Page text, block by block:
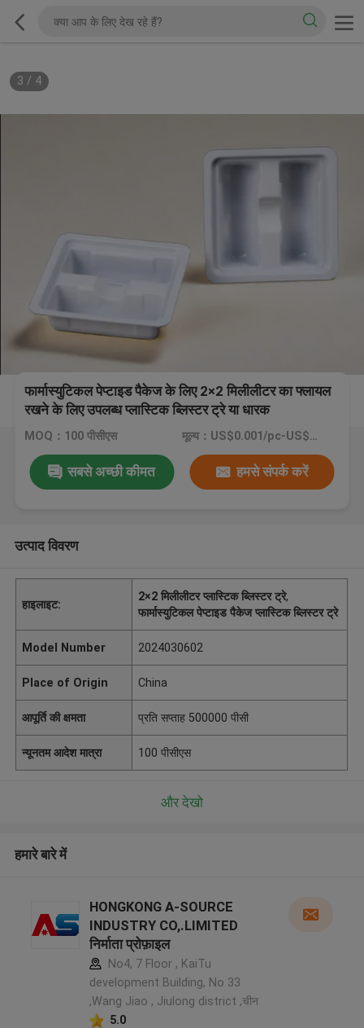
3 / 4
फार्मास्युटिकल पेप्टाइड पैकेज के लिए 2×2 मिलीलीटर का फ्लायल
रखने के लिए उपलब्ध प्लास्टिक ब्लिस्टर ट्रे या धारक
MOQ：100 पीसीएस मूल्य：US$0.001/pc-US$0.4/pc
सबसे अच्छी कीमत हमसे संपर्क करें
उत्पाद विवरण
हाइलाइट:
2×2 मिलीलीटर प्लास्टिक ब्लिस्टर ट्रे,
फार्मास्युटिकल पेप्टाइड पैकेज प्लास्टिक ब्लिस्टर ट्रे
Model Number 2024030602
Place of Origin China
आपूर्ति की क्षमता प्रति सप्ताह 500000 पीसी
न्यूनतम आदेश मात्रा 100 पीसीएस
और देखो
हमारे बारे में
HONGKONG A-SOURCE
INDUSTRY CO,.LIMITED
निर्माता प्रोफ़ाइल
No4, 7 Floor , KaiTu
development Building, No 33
,Wang Jiao , Jiulong district ,चीन
5.0